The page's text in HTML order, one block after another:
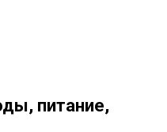
питание,